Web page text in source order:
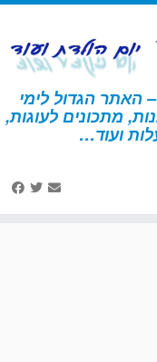
האתר הגדול לימי
מתכונים לעוגות,
ועוד…